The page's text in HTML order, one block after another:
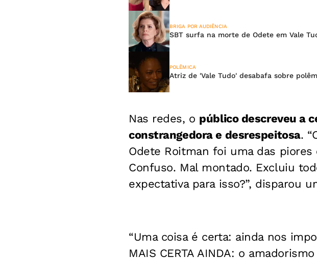
BRIGA POR AUDIÊNCIA
SBT surfa na morte de Odete em Vale
POLÊMICA
Atriz de 'Vale Tudo' desabafa sobre
Nas redes, o público descreveu a
constrangedora e desrespeitosa.
Odete Roitman foi uma das
Confuso. Mal montado. Excluiu
expectativa para isso?”, disparou
“Uma coisa é certa: ainda nos
MAIS CERTA AINDA: o